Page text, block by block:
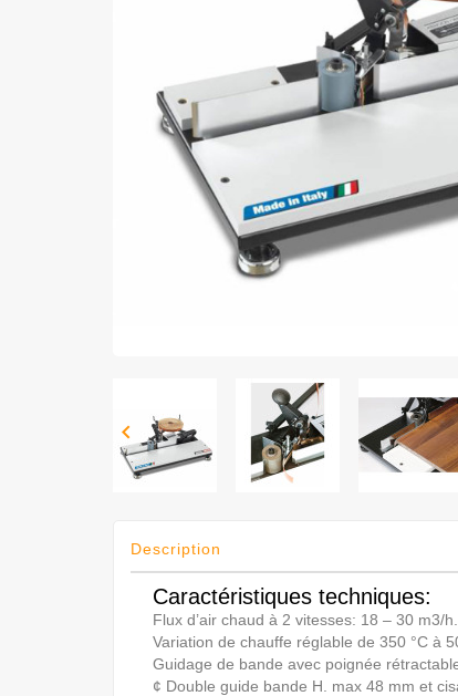

Description
Caractéristiques techniques:
Flux d’air chaud à 2 vitesses: 18 – 30 m3/h.
Variation de chauffe réglable de 350 °C à
Guidage de bande avec poignée
¢ Double guide bande H. max 48 mm et